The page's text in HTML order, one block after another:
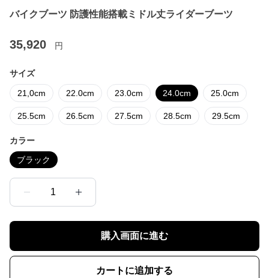
バイクブーツ 防護性能搭載ミドル丈ライダーブーツ
35,920 円
サイズ
21,0cm 22.0cm 23.0cm 24.0cm 25.0cm
25.5cm 26.5cm 27.5cm 28.5cm 29.5cm
カラー
ブラック
1
購入画面に進む
カートに追加する